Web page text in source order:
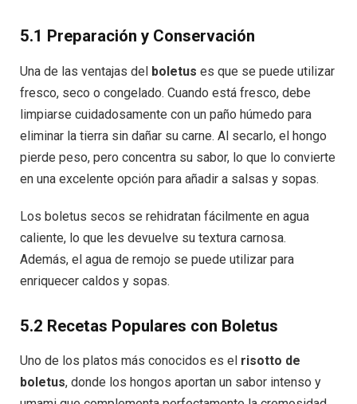
5.1 Preparación y Conservación
Una de las ventajas del boletus es que se puede utilizar
fresco, seco o congelado. Cuando está fresco, debe
limpiarse cuidadosamente con un paño húmedo para
eliminar la tierra sin dañar su carne. Al secarlo, el hongo
pierde peso, pero concentra su sabor, lo que lo convierte
en una excelente opción para añadir a salsas y sopas.
Los boletus secos se rehidratan fácilmente en agua
caliente, lo que les devuelve su textura carnosa.
Además, el agua de remojo se puede utilizar para
enriquecer caldos y sopas.
5.2 Recetas Populares con Boletus
Uno de los platos más conocidos es el risotto de
boletus, donde los hongos aportan un sabor intenso y